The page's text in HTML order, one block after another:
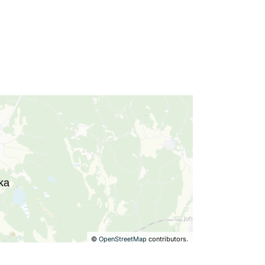
©OpenStreetMap contributors.